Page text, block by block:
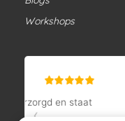
Workshops